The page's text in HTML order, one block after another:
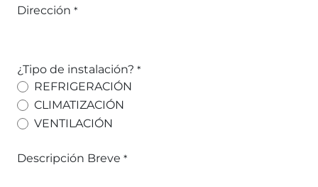
Dirección *
¿Tipo de instalación? *
REFRIGERACIÓN
CLIMATIZACIÓN
VENTILACIÓN
Descripción Breve *